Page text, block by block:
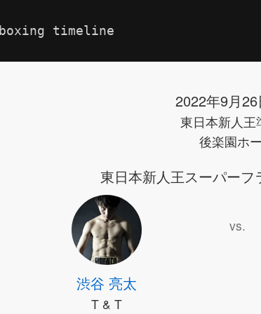
boxing timeline
2022年9月
東日本新人王
後楽園ホ
東日本新人王スーパーフ
渋谷 亮太
T & T
vs.